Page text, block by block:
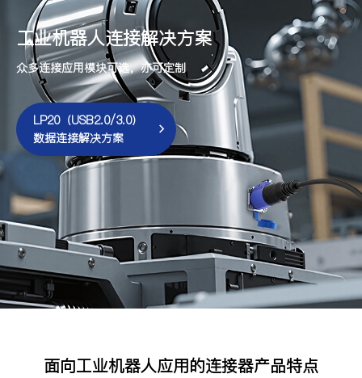
工业机器人连接解决方案
众多连接应用模块可选，亦可定制
LP20（USB2.0/3.0）
数据连接解决方案
面向工业机器人应用的连接器产品特点